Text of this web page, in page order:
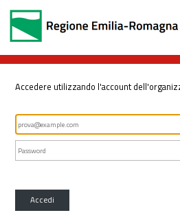
Accedere utilizzando l'account
Accedi